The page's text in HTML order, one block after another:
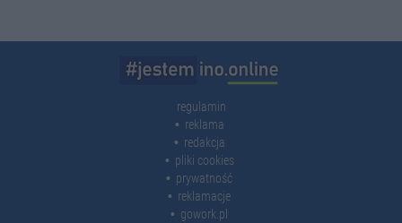
regulamin
reklama
redakcja
pliki cookies
prywatność
reklamacje
gowork.pl